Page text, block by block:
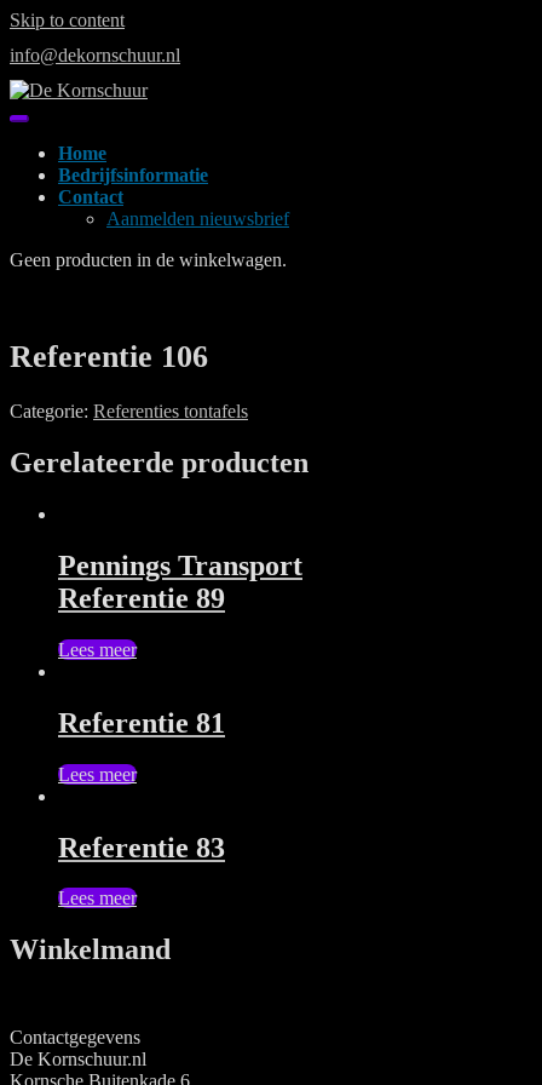
Skip to content
info@dekornschuur.nl
Home
Bedrijfsinformatie
Contact
Aanmelden nieuwsbrief
Geen producten in de winkelwagen.
Referentie 106
Categorie: Referenties tontafels
Gerelateerde producten
Pennings Transport
Referentie 89
Lees meer
Referentie 81
Lees meer
Referentie 83
Lees meer
Winkelmand
Contactgegevens
De Kornschuur.nl